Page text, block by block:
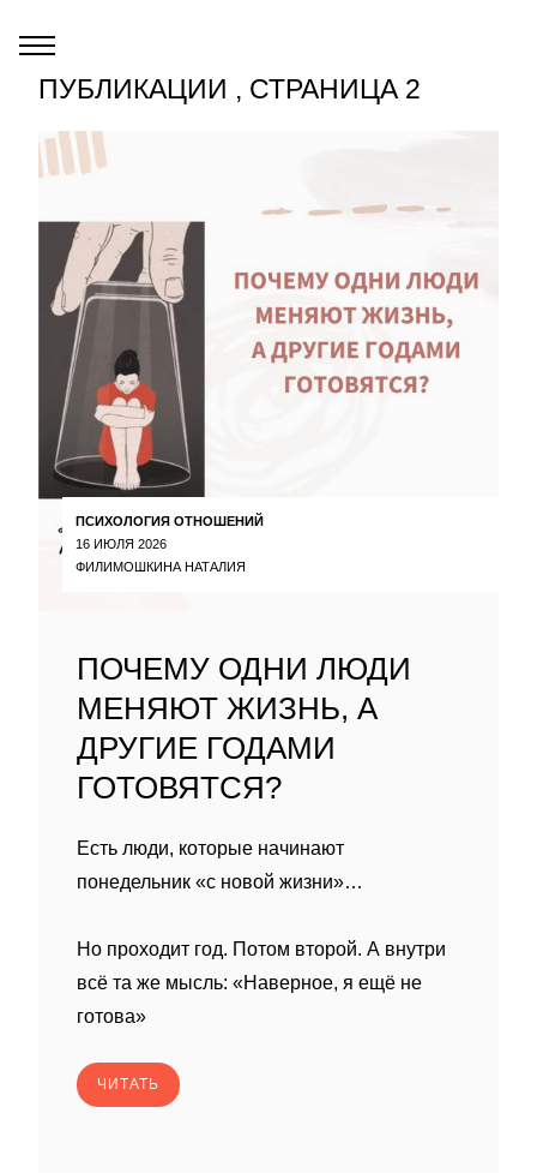
ПУБЛИКАЦИИ , СТРАНИЦА 2
ПСИХОЛОГИЯ ОТНОШЕНИЙ
16 ИЮЛЯ 2026
ФИЛИМОШКИНА НАТАЛИЯ
ПОЧЕМУ ОДНИ ЛЮДИ
МЕНЯЮТ ЖИЗНЬ, А
ДРУГИЕ ГОДАМИ
ГОТОВЯТСЯ?
Есть люди, которые начинают
понедельник «с новой жизни»…
Но проходит год. Потом второй. А внутри
всё та же мысль: «Наверное, я ещё не
готова»
ЧИТАТЬ